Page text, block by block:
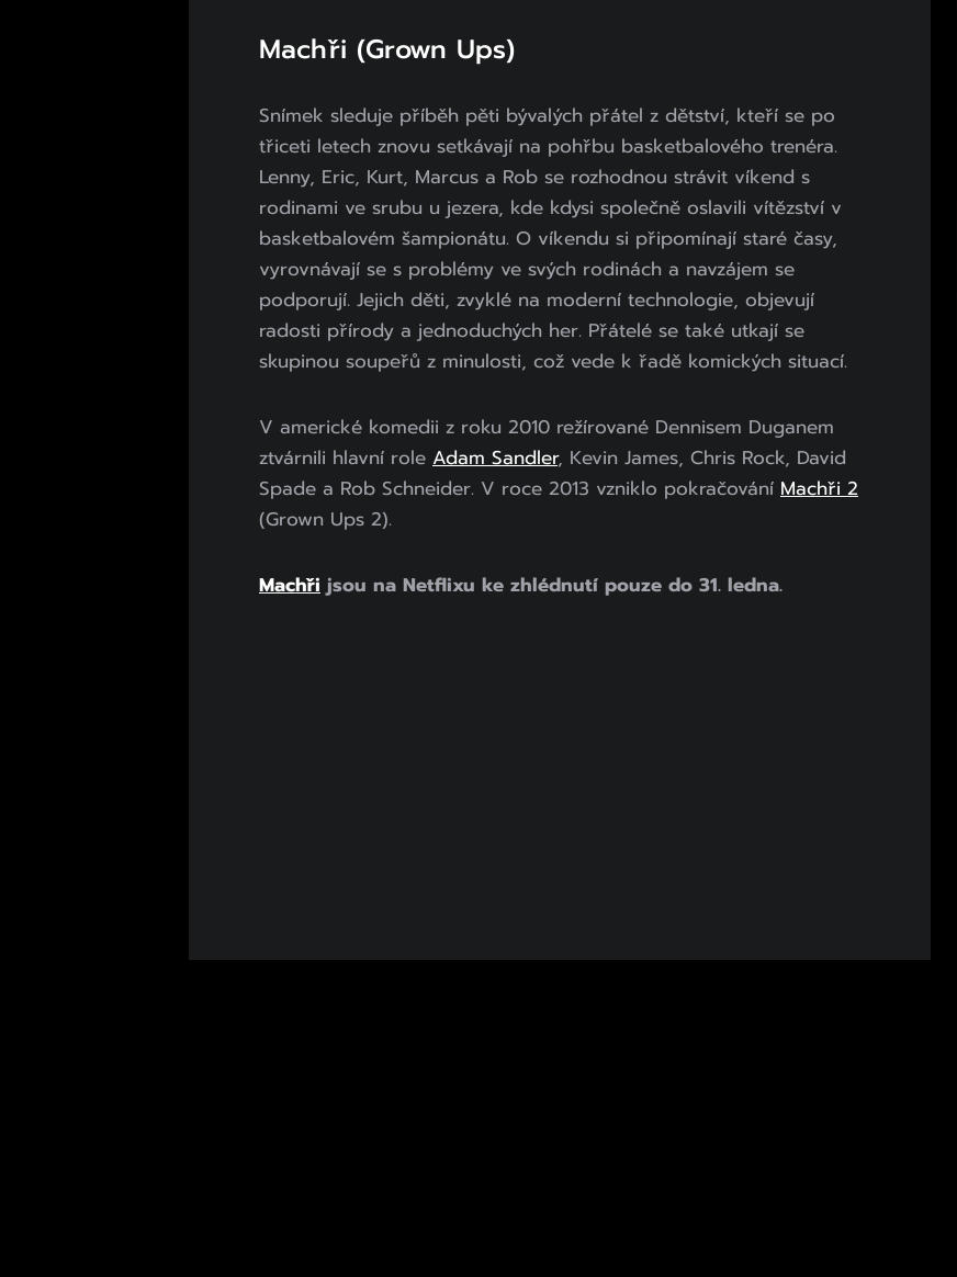
Machři (Grown Ups)
Snímek sleduje příběh pěti bývalých přátel z dětství, kteří se po
třiceti letech znovu setkávají na pohřbu basketbalového trenéra.
Lenny, Eric, Kurt, Marcus a Rob se rozhodnou strávit víkend s
rodinami ve srubu u jezera, kde kdysi společně oslavili vítězství v
basketbalovém šampionátu. O víkendu si připomínají staré časy,
vyrovnávají se s problémy ve svých rodinách a navzájem se
podporují. Jejich děti, zvyklé na moderní technologie, objevují
radosti přírody a jednoduchých her. Přátelé se také utkají se
skupinou soupeřů z minulosti, což vede k řadě komických situací.
V americké komedii z roku 2010 režírované Dennisem Duganem
ztvárnili hlavní role Adam Sandler, Kevin James, Chris Rock, David
Spade a Rob Schneider. V roce 2013 vzniklo pokračování Machři 2
(Grown Ups 2).
Machři jsou na Netflixu ke zhlédnutí pouze do 31. ledna.